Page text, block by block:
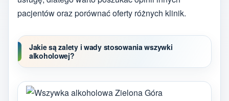
pacjentów oraz porównać oferty różnych klinik.
Jakie są zalety i wady stosowania wszywki
alkoholowej?